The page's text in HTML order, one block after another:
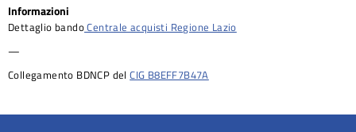
Informazioni
Dettaglio bandoCentrale acquisti Regione Lazio
—
Collegamento BDNCP delCIG B8EFF7B47A